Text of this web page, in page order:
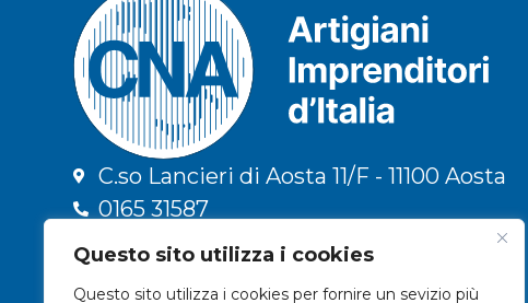
Questo sito utilizza i cookies
Questo sito utilizza i cookies per fornire un sevizio più
C.so Lancieri di Aosta 11/F - 11100 Aosta
0165 31587
info@cna.ao.it